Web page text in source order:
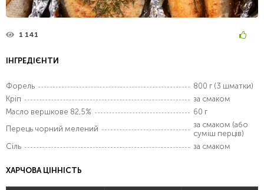
1 141
ІНГРЕДІЄНТИ
Форель
800 г (3 шматки)
Кріп
за смаком
Масло вершкове 82,5%
60 г
Перець чорний мелений
за смаком (або
суміш перців)
Сіль
за смаком
ХАРЧОВА ЦІННІСТЬ